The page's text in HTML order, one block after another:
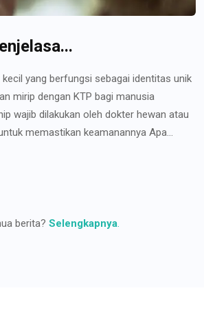
yang berfungsi sebagai identitas unik
mirip dengan KTP bagi manusia
wajib dilakukan oleh dokter hewan atau
memastikan keamanannya Apa...
berita? Selengkapnya